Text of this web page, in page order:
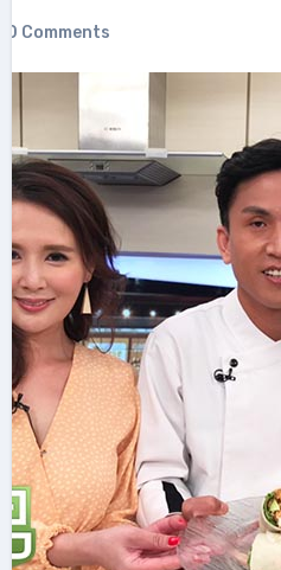
0 Comments